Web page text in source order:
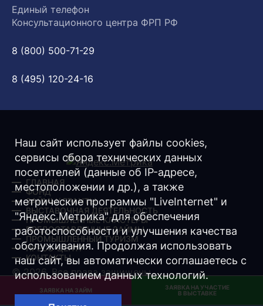
ЗАЯВКА НА ЗАЙМ
ЗАЯВКА НА УЧАСТИЕ
В ВЫСТАВКЕ
Единый телефон
Консультационного центра ФРП РФ
8 (800) 500-71-29
8 (495) 120-24-16
ГЛАВНАЯ
ФОНД
ЗАЙМЫ/ ГРАНТЫ
ВЫСТАВОЧНАЯ ДЕЯТЕЛЬНОСТЬ
ПРОМЫШЛЕННЫЕ КЛАСТЕРЫ
ПРЕДОСТАВЛЕННЫЕ ЗАЙМЫ
ПРОМЫШЛЕННЫЙ ТУРИЗМ
ПРЕСС-ЦЕНТР
КОНТАКТЫ
© 2026. Все права защищены.
Разработка -Интернет-Имидж
Наш сайт использует файлы cookies,
сервисы сбора технических данных
посетителей (данные об IP-адресе,
местоположении и др.), а также
метрические программы "LiveInternet" и
"Яндекс.Метрика" для обеспечения
работоспособности и улучшения качества
обслуживания. Продолжая использовать
наш сайт, вы автоматически соглашаетесь с
использованием данных технологий.